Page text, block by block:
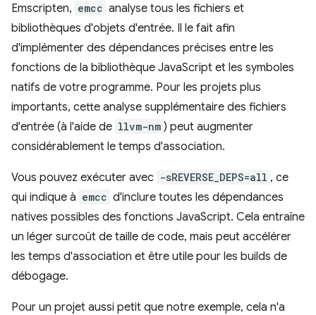
Emscripten, emcc analyse tous les fichiers et
bibliothèques d'objets d'entrée. Il le fait afin
d'implémenter des dépendances précises entre les
fonctions de la bibliothèque JavaScript et les symboles
natifs de votre programme. Pour les projets plus
importants, cette analyse supplémentaire des fichiers
d'entrée (à l'aide de llvm-nm ) peut augmenter
considérablement le temps d'association.
Vous pouvez exécuter avec -sREVERSE_DEPS=all , ce
qui indique à emcc d'inclure toutes les dépendances
natives possibles des fonctions JavaScript. Cela entraîne
un léger surcoût de taille de code, mais peut accélérer
les temps d'association et être utile pour les builds de
débogage.
Pour un projet aussi petit que notre exemple, cela n'a